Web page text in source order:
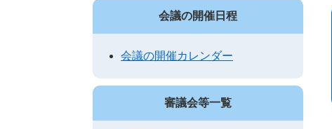
会議の開催日程
会議の開催カレンダー
審議会等一覧